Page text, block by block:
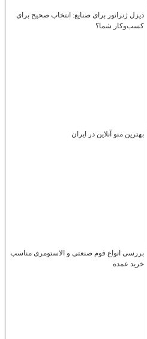
دیزل ژنراتور برای صنایع: انتخاب صحیح برای
کسب‌وکار شما؟
بهترین منو آنلاین در ایران
بررسی انواع فوم صنعتی و الاستومری مناسب
خرید عمده